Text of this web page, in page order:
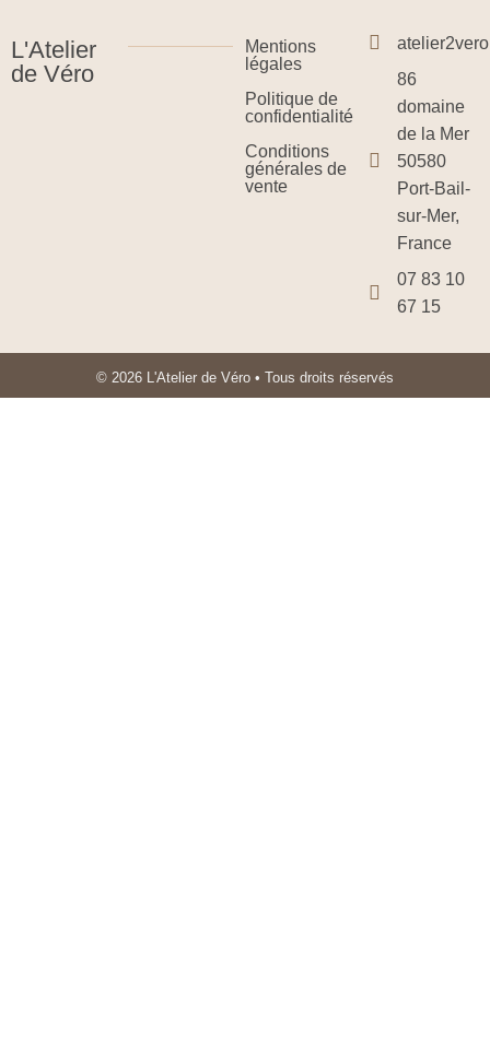
L'Atelier
de Véro
Mentions
légales
Politique de
confidentialité
Conditions
générales de
vente
86
domaine
de la Mer
50580
Port-Bail-
sur-Mer,
France
07 83 10
67 15
© 2026 L'Atelier de Véro • Tous droits réservés